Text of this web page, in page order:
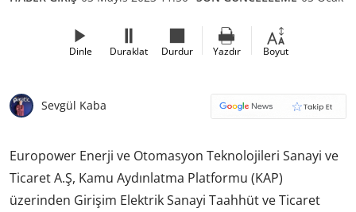
Dinle Duraklat Durdur Yazdır Boyut
Sevgül Kaba
Europower Enerji ve Otomasyon Teknolojileri Sanayi ve
Ticaret A.Ş, Kamu Aydınlatma Platformu (KAP)
üzerinden Girişim Elektrik Sanayi Taahhüt ve Ticaret